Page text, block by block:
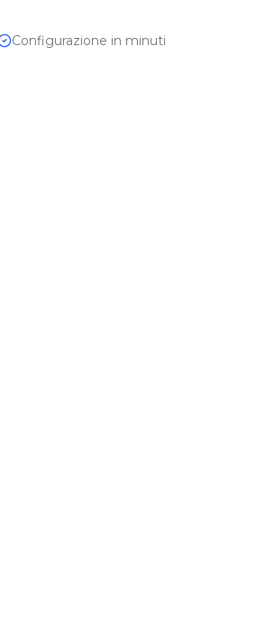
Configurazione in minuti